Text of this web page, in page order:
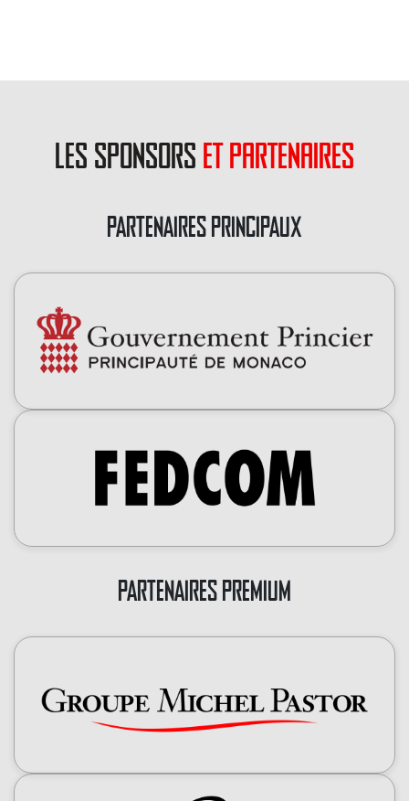
les sponsors et partenaires
PARTENAIRES PRINCIPAUX
PARTENAIRES PREMIUM